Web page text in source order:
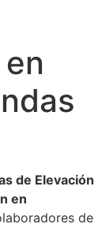
de Elevación
en
de